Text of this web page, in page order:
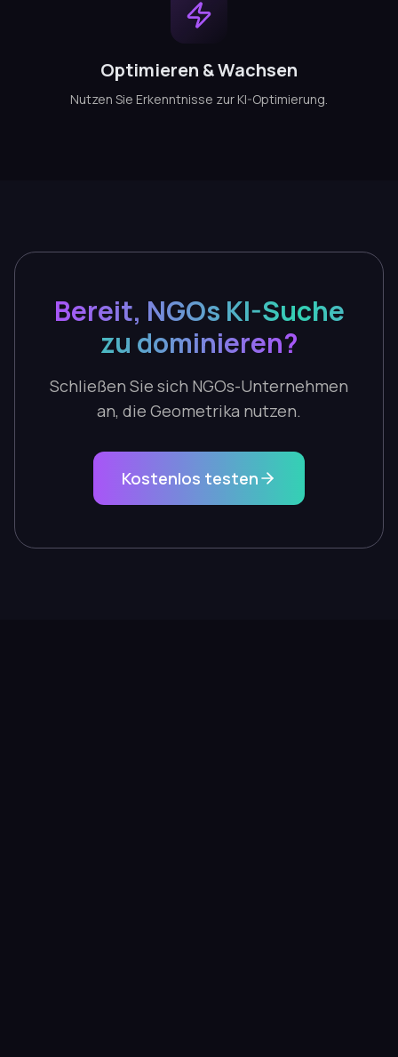
Optimieren & Wachsen
Nutzen Sie Erkenntnisse zur KI-Optimierung.
Bereit, NGOs KI-Suche
zu dominieren?
Schließen Sie sich NGOs-Unternehmen
an, die Geometrika nutzen.
Kostenlos testen